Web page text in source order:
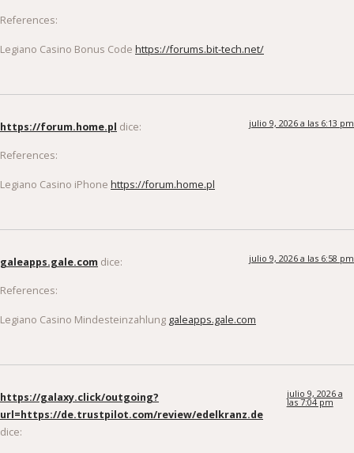
References:
Legiano Casino Bonus Code https://forums.bit-tech.net/
https://forum.home.pl dice: julio 9, 2026 a las 6:13 pm
References:
Legiano Casino iPhone https://forum.home.pl
galeapps.gale.com dice: julio 9, 2026 a las 6:58 pm
References:
Legiano Casino Mindesteinzahlung galeapps.gale.com
https://galaxy.click/outgoing?
url=https://de.trustpilot.com/review/edelkranz.de
dice:
julio 9, 2026 a
las 7:04 pm